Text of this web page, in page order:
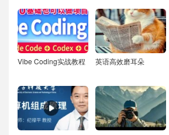
Vibe Coding实战教程 英语高效磨耳朵